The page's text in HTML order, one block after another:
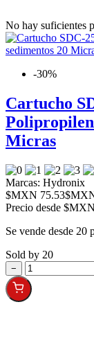
No hay suficientes
-30%
Cartucho
Micras
Marcas: Hydronix
$MXN 75.53
Precio desde $MXN
Se vende desde 20
Sold by 20
−